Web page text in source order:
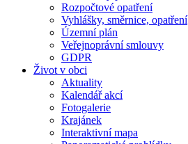
Rozpočtové opatření
Vyhlášky, směrnice, opatření
Územní plán
Veřejnoprávní smlouvy
GDPR
Život v obci
Aktuality
Kalendář akcí
Fotogalerie
Krajánek
Interaktivní mapa